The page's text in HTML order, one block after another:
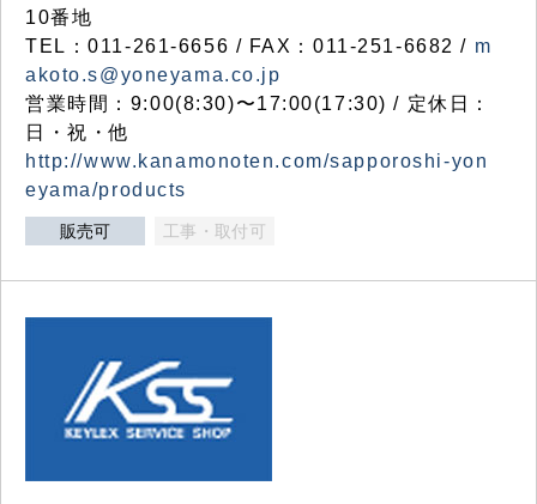
10番地
TEL：011-261-6656 / FAX：011-251-6682 / m
akoto.s@yoneyama.co.jp
営業時間：9:00(8:30)〜17:00(17:30) / 定休日：
日・祝・他
http://www.kanamonoten.com/sapporoshi-yon
eyama/products
販売可 工事・取付可